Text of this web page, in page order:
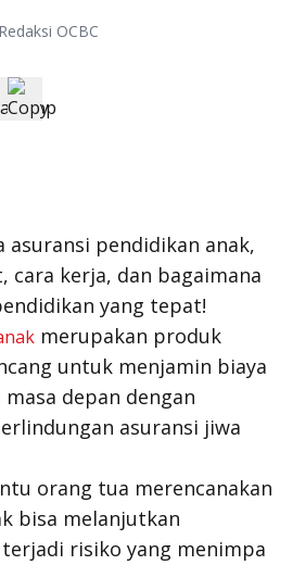
OCBC
asuransi pendidikan anak,
cara kerja, dan bagaimana
yang tepat!
merupakan produk
untuk menjamin biaya
depan dengan
asuransi jiwa
orang tua merencanakan
bisa melanjutkan
risiko yang menimpa